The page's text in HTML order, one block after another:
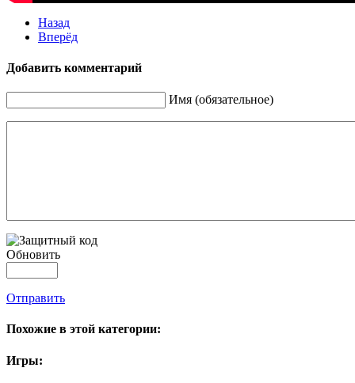
Назад
Вперёд
Добавить комментарий
Имя (обязательное)
Обновить
Отправить
Похожие в этой категории:
Игры: